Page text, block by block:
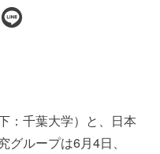
：千葉大学）と、日本
ループは6月4日、